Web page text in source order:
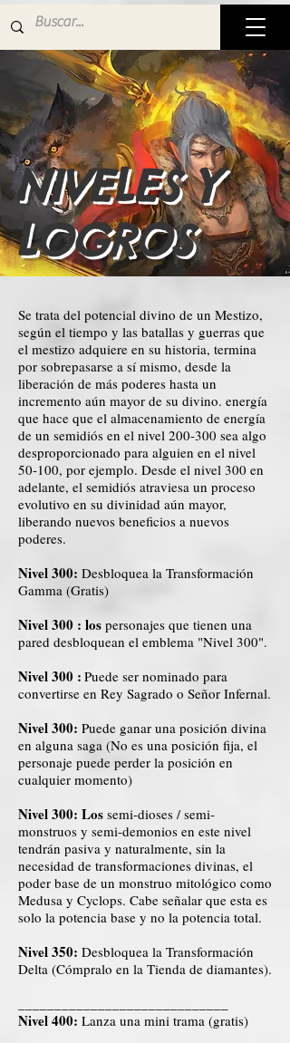
NIVELES Y
LOGROS
Se trata del potencial divino de un Mestizo,
según el tiempo y las batallas y guerras que
el mestizo adquiere en su historia, termina
por sobrepasarse a sí mismo, desde la
liberación de más poderes hasta un
incremento aún mayor de su divino. energía
que hace que el almacenamiento de energía
de un semidiós en el nivel 200-300 sea algo
desproporcionado para alguien en el nivel
50-100, por ejemplo. Desde el nivel 300 en
adelante, el semidiós atraviesa un proceso
evolutivo en su divinidad aún mayor,
liberando nuevos beneficios a nuevos
poderes.
Nivel 300: Desbloquea la Transformación
Gamma (Gratis)
Nivel 300 : los personajes que tienen una
pared desbloquean el emblema "Nivel 300".
Nivel 300 : Puede ser nominado para
convertirse en Rey Sagrado o Señor Infernal.
Nivel 300: Puede ganar una posición divina
en alguna saga (No es una posición fija, el
personaje puede perder la posición en
cualquier momento)
Nivel 300: Los semi-dioses / semi-
monstruos y semi-demonios en este nivel
tendrán pasiva y naturalmente, sin la
necesidad de transformaciones divinas, el
poder base de un monstruo mitológico como
Medusa y Cyclops. Cabe señalar que esta es
solo la potencia base y no la potencia total.
Nivel 350: Desbloquea la Transformación
Delta (Cómpralo en la Tienda de diamantes).
Nivel 400: Lanza una mini trama (gratis)